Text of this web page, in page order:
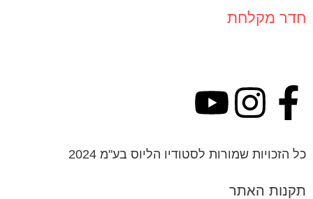
חדר מקלחת
כל הזכויות שמורות לסטודיו הליוס בע"מ 2024
תקנות האתר